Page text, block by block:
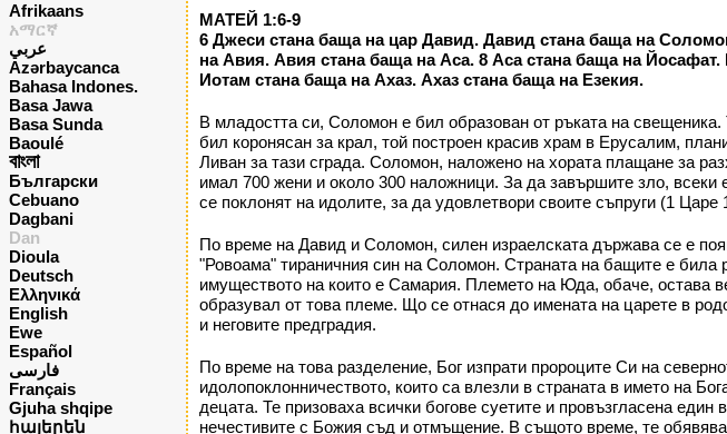
Afrikaans
አማርኛ
عربي
Azərbaycanca
Bahasa Indones.
Basa Jawa
Basa Sunda
Baoulé
বাংলা
Български
Cebuano
Dagbani
Dan
Dioula
Deutsch
Ελληνικά
English
Ewe
Español
فارسی
Français
Gjuha shqipe
հայերեն
МАТЕЙ 1:6-9
6 Джеси стана баща на цар Давид. Давид стана баща на
на Авия. Авия стана баща на Аса. 8 Аса стана баща на
Иотам стана баща на Ахаз. Ахаз стана баща на Езекия.
В младостта си, Соломон е бил образован от ръката на
бил коронясан за крал, той построен красив храм в Ерусалим,
Ливан за тази сграда. Соломон, наложено на хората плащане за
имал 700 жени и около 300 наложници. За да завършите зло, всеки
се поклонят на идолите, за да удовлетвори своите съпруги (1 Царе
По време на Давид и Соломон, силен израелската държава се е
"Ровоама" тираничния син на Соломон. Страната на бащите е била
имуществото на които е Самария. Племето на Юда, обаче, остава
образувал от това племе. Що се отнася до имената на царете в
и неговите предградия.
По време на това разделение, Бог изпрати пророците Си на
идолопоклонничеството, които са влезли в страната в името на
децата. Те призоваха всички богове суетите и провъзгласена
нечестивите с Божия съд и отмъщение. В същото време, те